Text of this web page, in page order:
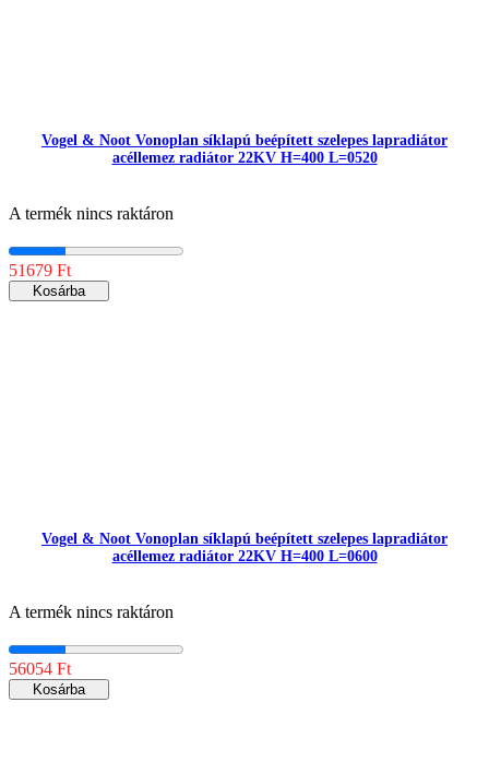
Vogel & Noot Vonoplan síklapú beépített szelepes lapradiátor
acéllemez radiátor 22KV H=400 L=0520
A termék nincs raktáron
51679 Ft
Kosárba
Vogel & Noot Vonoplan síklapú beépített szelepes lapradiátor
acéllemez radiátor 22KV H=400 L=0600
A termék nincs raktáron
56054 Ft
Kosárba